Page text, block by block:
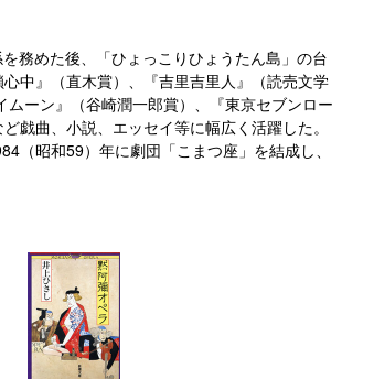
務めた後、「ひょっこりひょうたん島」の台
中』（直木賞）、『吉里吉里人』（読売文学
ーン』（谷崎潤一郎賞）、『東京セブンロー
戯曲、小説、エッセイ等に幅広く活躍した。
（昭和59）年に劇団「こまつ座」を結成し、